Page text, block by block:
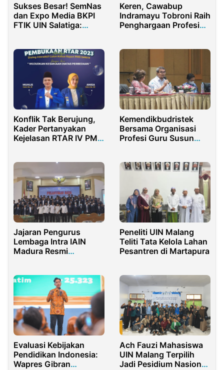
Sukses Besar! SemNas
dan Expo Media BKPI
FTIK UIN Salatiga:
Keren, Cawabup
Indramayu Tobroni Raih
Penghargaan Profesi
Konflik Tak Berujung,
Kader Pertanyakan
Kejelasan RTAR IV PMII
Kemendikbudristek
Bersama Organisasi
Profesi Guru Susun
Jajaran Pengurus
Lembaga Intra IAIN
Madura Resmi
Peneliti UIN Malang
Teliti Tata Kelola Lahan
Pesantren di Martapura
Evaluasi Kebijakan
Pendidikan Indonesia:
Wapres Gibran
Ach Fauzi Mahasiswa
UIN Malang Terpilih
Jadi Pesidium Nasional